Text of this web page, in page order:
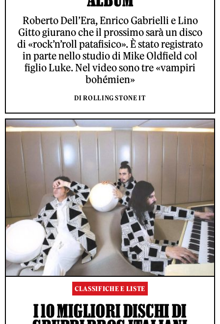
Roberto Dell’Era, Enrico Gabrielli e Lino
Gitto giurano che il prossimo sarà un disco
di «rock’n’roll patafisico». È stato registrato
in parte nello studio di Mike Oldfield col
figlio Luke. Nel video sono tre «vampiri
bohémien»
DI ROLLING STONE IT
CLASSIFICHE E LISTE
I 10 MIGLIORI DISCHI DI